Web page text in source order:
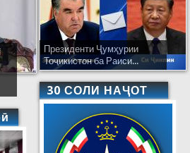
Президенти Ҷумҳурии
Тоҷикистон ба Раиси...
30 СОЛИ НАҶОТ